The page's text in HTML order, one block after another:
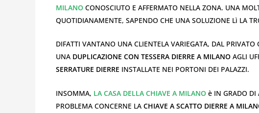
MILANO CONOSCIUTO E AFFERMATO NELLA ZONA. UNA
QUOTIDIANAMENTE, SAPENDO CHE UNA SOLUZIONE Lì LA
DIFATTI VANTANO UNA CLIENTELA VARIEGATA, DAL
UNA DUPLICAZIONE CON TESSERA DIERRE A MILANO AGLI
SERRATURE DIERRE INSTALLATE NEI PORTONI DEI PALAZZI.
INSOMMA, LA CASA DELLA CHIAVE A MILANO è IN GRADO DI
PROBLEMA CONCERNE LA CHIAVE A SCATTO DIERRE A